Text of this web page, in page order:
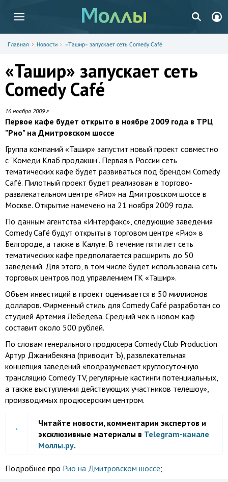
Главная Новости «Ташир» запускает сеть Comedy Café
«Ташир» запускает сеть
Comedy Café
16 ноября 2009 г.
Первое кафе будет открыто в ноябре 2009 года в ТРЦ
"Рио" на Дмитровском шоссе
Группа компаний «Ташир» запустит новый проект совместно
с "Комеди Клаб продакшн". Первая в России сеть
тематических кафе будет развиваться под брендом Comedy
Café. Пилотный проект будет реализован в торгово-
развлекательном центре «Рио» на Дмитровском шоссе в
Москве. Открытие намечено на 21 ноября 2009 года.
По данным агентства «Интерфакс», следующие заведения
Comedy Café будут открыты в торговом центре «Рио» в
Белгороде, а также в Калуге. В течение пяти лет сеть
тематических кафе предполагается расширить до 50
заведений. Для этого, в том числе будет использована сеть
торговых центров под управлением ГК «Ташир».
Объем инвестиций в проект оценивается в 50 миллионов
долларов. Фирменный стиль для Comedy Café разработан со
студией Артемия Лебедева. Средний чек в новом каф
составит около 500 рублей.
По словам генерального продюсера Comedy Club Production
Артур Джанибекяна (приводит Ъ), развлекательная
концепция заведений «подразумевает круглосуточную
трансляцию Comedy TV, регулярные кастинги потенциальных,
а также выступления действующих участников телешоу»,
производимых продюсерским центром.
Читайте новости, комментарии экспертов и
эксклюзивные материалы в Telegram-канале
Моллы.ру.
Подробнее про Рио на Дмитровском шоссе;